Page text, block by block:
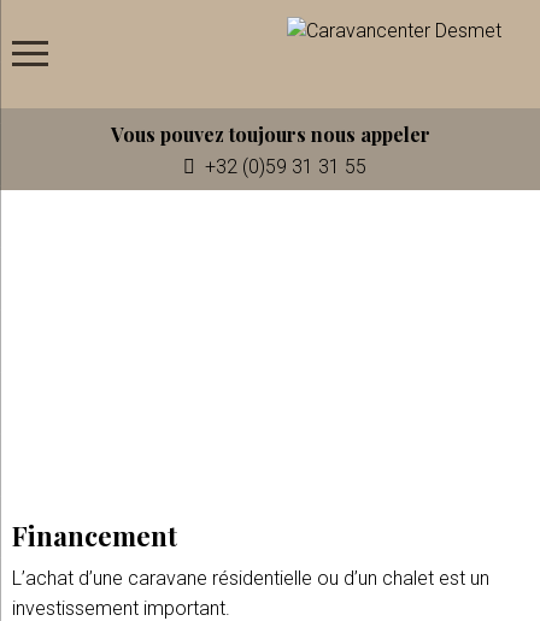
Vous pouvez toujours nous appeler
+32 (0)59 31 31 55
Financement
L’achat d’une caravane résidentielle ou d’un chalet est un
investissement important.